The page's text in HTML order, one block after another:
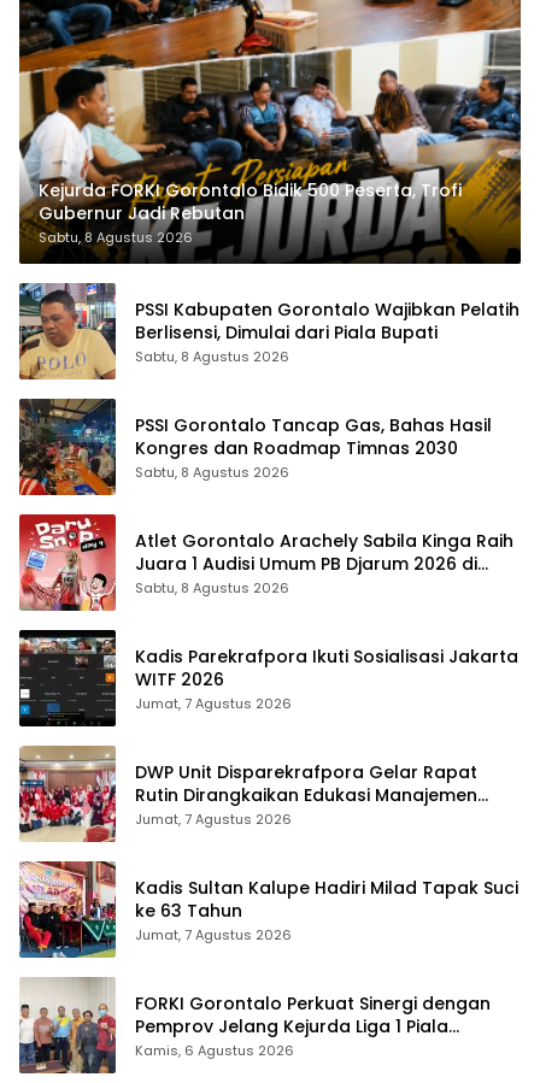
Kejurda FORKI Gorontalo Bidik 500 Peserta, Trofi
Gubernur Jadi Rebutan
Sabtu, 8 Agustus 2026
PSSI Kabupaten Gorontalo Wajibkan Pelatih
Berlisensi, Dimulai dari Piala Bupati
Sabtu, 8 Agustus 2026
PSSI Gorontalo Tancap Gas, Bahas Hasil
Kongres dan Roadmap Timnas 2030
Sabtu, 8 Agustus 2026
Atlet Gorontalo Arachely Sabila Kinga Raih
Juara 1 Audisi Umum PB Djarum 2026 di
Makassar
Sabtu, 8 Agustus 2026
Kadis Parekrafpora Ikuti Sosialisasi Jakarta
WITF 2026
Jumat, 7 Agustus 2026
DWP Unit Disparekrafpora Gelar Rapat
Rutin Dirangkaikan Edukasi Manajemen
Stres
Jumat, 7 Agustus 2026
Kadis Sultan Kalupe Hadiri Milad Tapak Suci
ke 63 Tahun
Jumat, 7 Agustus 2026
FORKI Gorontalo Perkuat Sinergi dengan
Pemprov Jelang Kejurda Liga 1 Piala
Gubernur 2026
Kamis, 6 Agustus 2026